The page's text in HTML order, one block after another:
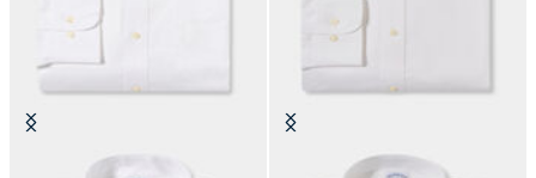
Camicia Regular Fit Non-Iron
Camicia Regular Fit Non-Iron